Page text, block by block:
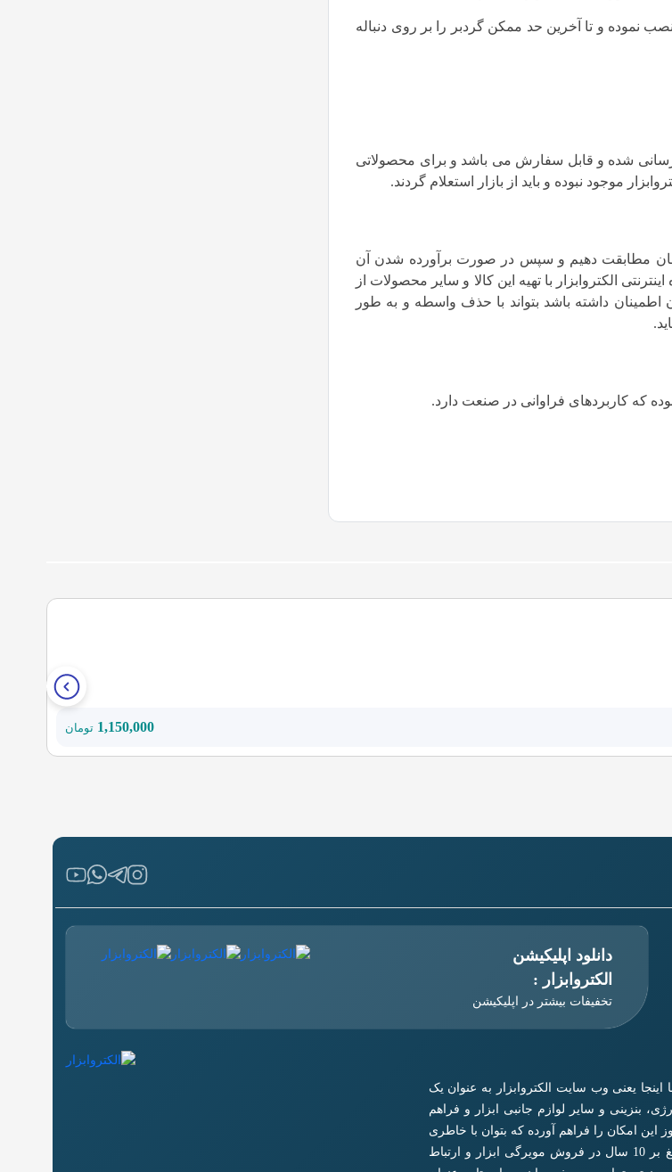
نموده و تا آخرین حد ممکن گردبر را بر روی دنباله
رسانی شده و قابل سفارش می باشد و برای محصولاتی
موجود نبوده و باید از بازار استعلام گردند.
مطابقت دهیم و سپس در صورت برآورده شدن آن
الکتروابزار با تهیه این کالا و سایر محصولات از
داشته باشد بتواند با حذف واسطه و به طور
که کاربردهای فراوانی در صنعت دارد.
1,150,000 تومان
دانلود اپلیکیشن
الکتروابزار :
تخفیفات بیشتر در اپلیکیشن
یعنی وب سایت الکتروابزار به عنوان یک
بنزینی و سایر لوازم جانبی ابزار و فراهم
شرایط مقایسه بین آنها به همراه تضمین کیفیت، اصالت و حتی بازگشت کالا تا 30 روز این امکان را فراهم آورده که بتوان با خاطری
آسوده و دانش کافی خرید نمود. ما در الکتروابزار با تکیه بر تجربه حاصل از سابقه‌ای بالغ بر 10 سال در فروش مویرگی ابزار و ارتباط